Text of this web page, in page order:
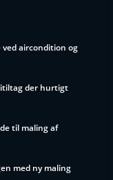
aircondition og
der hurtigt
til maling af
med ny maling